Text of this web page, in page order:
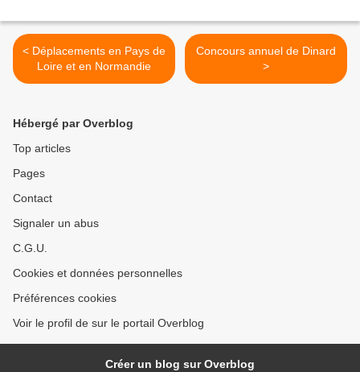
< Déplacements en Pays de
Loire et en Normandie
Concours annuel de Dinard
>
Hébergé par Overblog
Top articles
Pages
Contact
Signaler un abus
C.G.U.
Cookies et données personnelles
Préférences cookies
Voir le profil de sur le portail Overblog
Créer un blog sur Overblog